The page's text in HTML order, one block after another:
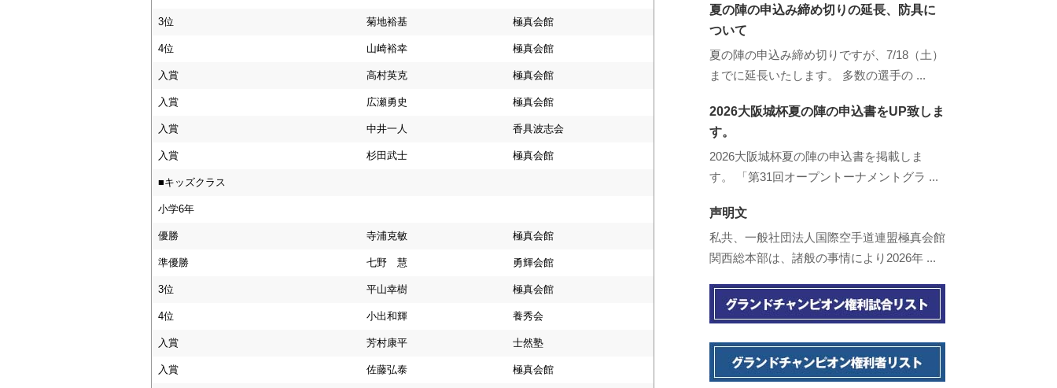
3位 菊地裕基 極真会館
4位 山崎裕幸 極真会館
入賞 高村英克 極真会館
入賞 広瀬勇史 極真会館
入賞 中井一人 香具波志会
入賞 杉田武士 極真会館
■キッズクラス
小学6年
優勝 寺浦克敏 極真会館
準優勝 七野 慧 勇輝会館
3位 平山幸樹 極真会館
4位 小出和輝 養秀会
入賞 芳村康平 士然塾
入賞 佐藤弘泰 極真会館
夏の陣の申込み締め切りの延長、防具に
ついて
夏の陣の申込み締め切りですが、7/18（土）
までに延長いたします。 多数の選手の ...
2026大阪城杯夏の陣の申込書をUP致しま
す。
2026大阪城杯夏の陣の申込書を掲載しま
す。 「第31回オープントーナメントグラ ...
声明文
私共、一般社団法人国際空手道連盟極真会館
関西総本部は、諸般の事情により2026年 ...